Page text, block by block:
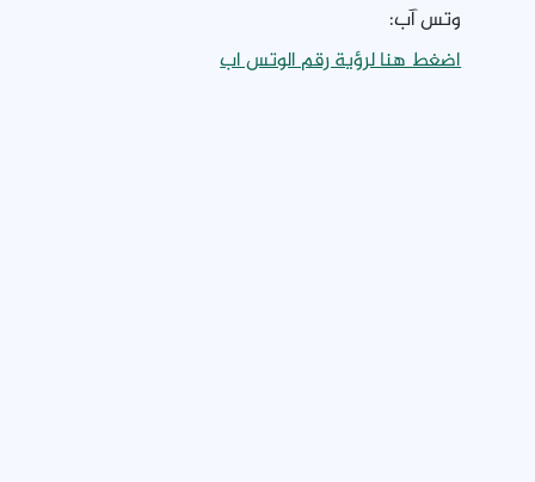
وتس آب:
اضغط هنا لرؤية رقم الوتس اب